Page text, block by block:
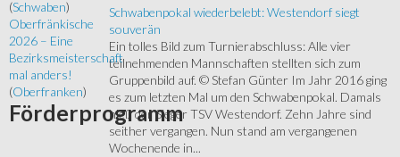
Schwabenpokal wiederbelebt: Westendorf siegt
souverän
Ein tolles Bild zum Turnierabschluss: Alle vier
teilnehmenden Mannschaften stellten sich zum
Gruppenbild auf. © Stefan Günter Im Jahr 2016 ging
es zum letzten Mal um den Schwabenpokal. Damals
hieß der Sieger TSV Westendorf. Zehn Jahre sind
seither vergangen. Nun stand am vergangenen
Wochenende in...
(Schwaben)
Oberfränkische
2026 – Eine
Bezirksmeisterschaft
mal anders!
(Oberfranken)
Förderprogramm